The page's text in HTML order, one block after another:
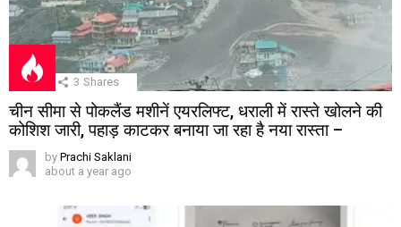
3 Shares
चीन सीमा से पोकलैंड मशीनें एयरलिफ्ट, धराली में रास्ते खोलने की
कोशिश जारी, पहाड़ काटकर बनाया जा रहा है नया रास्ता –
by Prachi Saklani
about a year ago